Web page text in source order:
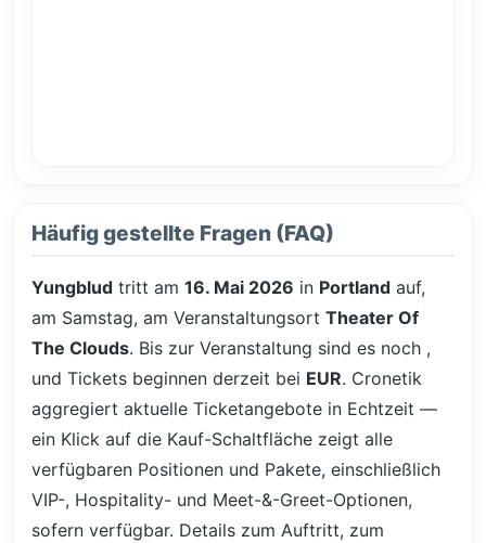
Häufig gestellte Fragen (FAQ)
Yungblud tritt am 16. Mai 2026 in Portland auf,
am Samstag, am Veranstaltungsort Theater Of
The Clouds. Bis zur Veranstaltung sind es noch ,
und Tickets beginnen derzeit bei EUR. Cronetik
aggregiert aktuelle Ticketangebote in Echtzeit —
ein Klick auf die Kauf-Schaltfläche zeigt alle
verfügbaren Positionen und Pakete, einschließlich
VIP-, Hospitality- und Meet-&-Greet-Optionen,
sofern verfügbar. Details zum Auftritt, zum